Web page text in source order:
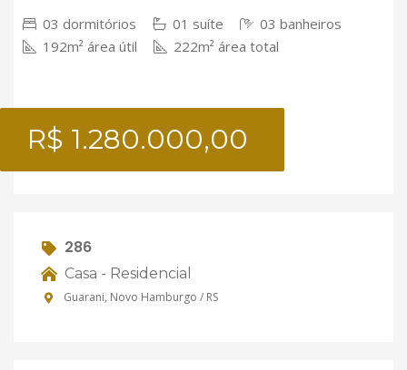
03 dormitórios 01 suíte
03 banheiros
192m² área útil
222m² área total
R$ 1.280.000,00
286
Casa - Residencial
Guarani, Novo Hamburgo / RS